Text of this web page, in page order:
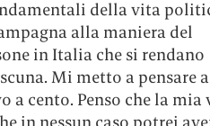
della vita
alla maniera del
in Italia che si rendano
Mi metto a pensare a
a cento. Penso che la mia
in nessun caso potrei